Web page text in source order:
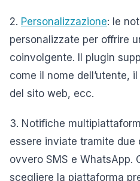
2. Personalizzazione: le
personalizzate per offrire
coinvolgente. Il plugin
come il nome dell’utente,
del sito web, ecc.
3. Notifiche
essere inviate tramite due
ovvero SMS e WhatsApp.
scegliere la piattaforma